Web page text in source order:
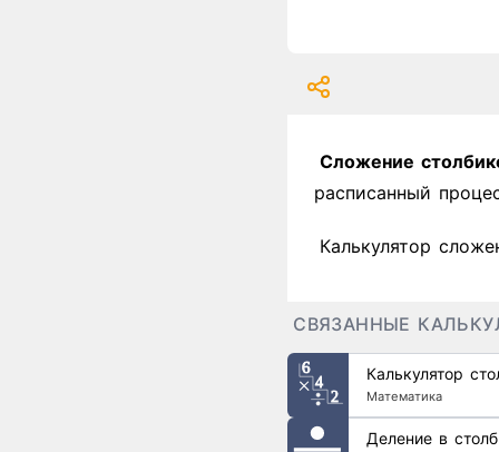
Сложение
расписанный
Калькулятор
СВЯЗАННЫЕ
Калькулятор
Математика
Деление в